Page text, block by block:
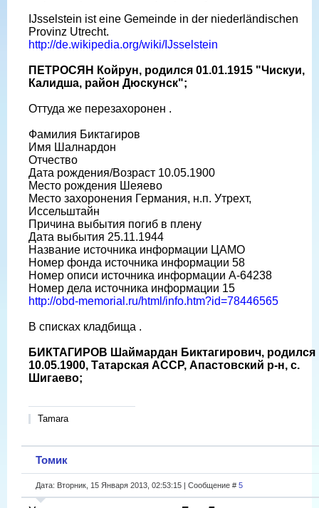
IJsselstein ist eine Gemeinde in der niederländischen
Provinz Utrecht.
http://de.wikipedia.org/wiki/IJsselstein
ПЕТРОСЯН Койрун, родился 01.01.1915 "Чискуи,
Калидша, район Дюскунск";
Оттуда же перезахоронен .
Фамилия Биктагиров
Имя Шалнардон
Отчество
Дата рождения/Возраст 10.05.1900
Место рождения Шеяево
Место захоронения Германия, н.п. Утрехт,
Иссельштайн
Причина выбытия погиб в плену
Дата выбытия 25.11.1944
Название источника информации ЦАМО
Номер фонда источника информации 58
Номер описи источника информации A-64238
Номер дела источника информации 15
http://obd-memorial.ru/html/info.htm?id=78446565
В списках кладбища .
БИКТАГИРОВ Шаймардан Биктагирович, родился
10.05.1900, Татарская АССР, Апастовский р-н, с.
Шигаево;
Tamara
Томик
Дата: Вторник, 15 Января 2013, 02:53:15 | Сообщение # 5